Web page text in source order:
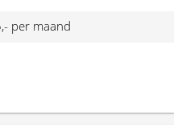
per maand